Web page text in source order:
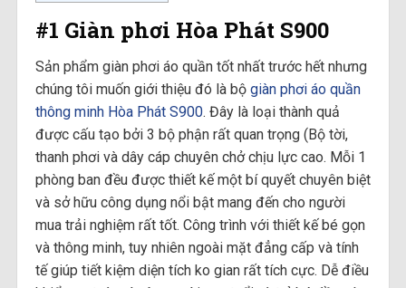
#1 Giàn phơi Hòa Phát S900
Sản phẩm giàn phơi áo quần tốt nhất trước hết nhưng
chúng tôi muốn giới thiệu đó là bộ giàn phơi áo quần
thông minh Hòa Phát S900. Đây là loại thành quả
được cấu tạo bởi 3 bộ phận rất quan trọng (Bộ tời,
thanh phơi và dây cáp chuyên chở chịu lực cao. Mỗi 1
phòng ban đều được thiết kế một bí quyết chuyên biệt
và sở hữu công dụng nổi bật mang đến cho người
mua trải nghiệm rất tốt. Công trình với thiết kế bé gọn
và thông minh, tuy nhiên ngoài mặt đẳng cấp và tính
tế giúp tiết kiệm diện tích ko gian rất tích cực. Dễ điều